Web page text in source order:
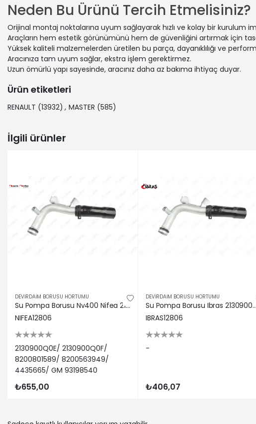
RENAULT |
OPEL | MOVANO B
NISSAN | NV400
NISSAN | NV400
VAUXHALL |
VAUXHALL |
RENAULT |
NISSAN |
RENAULT |
RENAULT |
NISSAN | NV400
VAUXHALL |
RENAULT |
VAUXHALL |
NISSAN |
RENAULT |
RENAULT |
RENAULT |
RENAULT |
RENAULT |
NISSAN |
OPEL | MOVANO
VAUXHALL |
RENAULT |
RENAULT |
Neden Bu Ürünü Tercih Etmelisiniz?
Orijinal montaj noktalarına uyum sağlayarak hızlı ve kolay bir kurulum
Araçların hem estetik görünümünü hem de güvenliğini artırmak için
Yüksek kaliteli malzemelerden üretilen bu parça, dayanıklılığı ve
Aracınıza tam uyum sağlar, ekstra işlem gerektirmez.
Uzun ömürlü yapı sayesinde, aracınız daha az bakıma ihtiyaç duyar.
Ürün etiketleri
RENAULT (13932) , MASTER (585)
İlgili ürünler
DEVİRDAİM BORUSU HORTUMU
Su Pompa Borusu Nv400 Nifea 2130900Q0E/ 2130900Q0F NISSAN, RENAULT, VAUXHALL, OPEL 12806
NIFEA12806
2130900Q0E/ 2130900Q0F/
8200801589/ 8200563949/
4435665/ GM 93198540
₺655,00
DEVİRDAİM BORUSU HORTUMU
Su Pompa Borusu Ibras 2130900Q0E/ 2130900Q0F 12806
IBRAS12806
-
₺406,07